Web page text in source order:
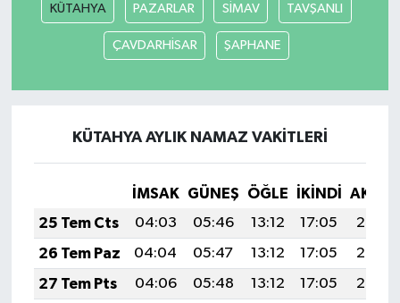
KÜTAHYA PAZARLAR SİMAV TAVŞANLI
ÇAVDARHİSAR ŞAPHANE
KÜTAHYA AYLIK NAMAZ VAKITLERI
İMSAK GÜNEŞ ÖĞLE İKINDI
25 Tem Cts
04:03 05:46 13:12 17:05
20:27
26 Tem Paz
04:04 05:47 13:12 17:05
20:26
27 Tem Pts
04:06 05:48 13:12 17:05
20:25